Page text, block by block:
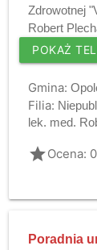
Zdrowotnej
Robert
POKAŻ
Gmina:
Filia:
lek. med.
gradeOcena:
Poradnia